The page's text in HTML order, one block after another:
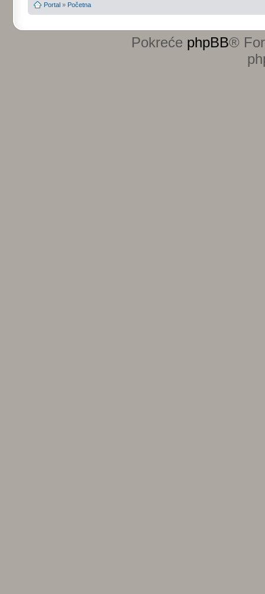
Portal » Početna
Pokreće phpBB®